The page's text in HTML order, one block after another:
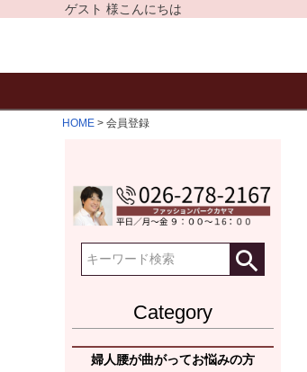
ゲスト 様こんにちは
HOME 会員登録
Category
婦人腰が曲がってお悩みの方